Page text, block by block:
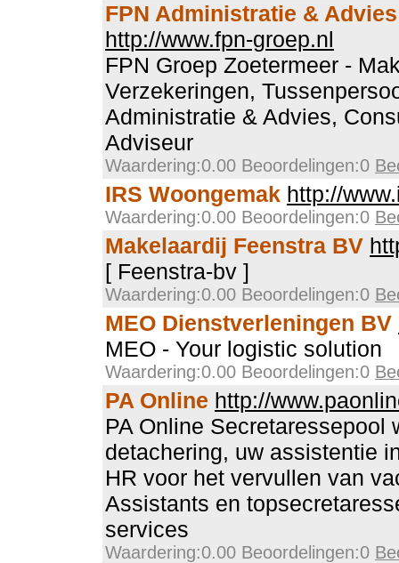
FPN Administratie &
http://www.fpn-groep.nl
FPN Groep Zoetermeer -
Verzekeringen,
Administratie & Advies,
Adviseur
Waardering:0.00 Beoordelingen:0
IRS Woongemak http://
Waardering:0.00 Beoordelingen:0
Makelaardij Feenstra BV
[ Feenstra-bv ]
Waardering:0.00 Beoordelingen:0
MEO Dienstverleningen BV
MEO - Your logistic solution
Waardering:0.00 Beoordelingen:0
PA Online http://
PA Online Secretaressepool
detachering, uw assistentie
HR voor het vervullen van
Assistants en
services
Waardering:0.00 Beoordelingen:0